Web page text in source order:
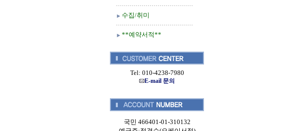
수집/취미
**예약서적**
Tel: 010-4238-7980
E-mail 문의
국민 466401-01-310132